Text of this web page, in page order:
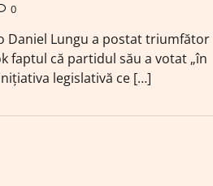
0
Daniel Lungu a postat triumfător
faptul că partidul său a votat „în
legislativă ce […]